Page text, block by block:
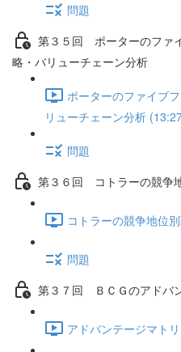
問題
第３５回 ポーターのファ
略・バリューチェーン分析
ポーターのファイブ
リューチェーン分析
問題
第３６回 コトラーの競争
コトラーの競争地位
問題
第３７回 ＢＣＧのアドバ
アドバンテージマト